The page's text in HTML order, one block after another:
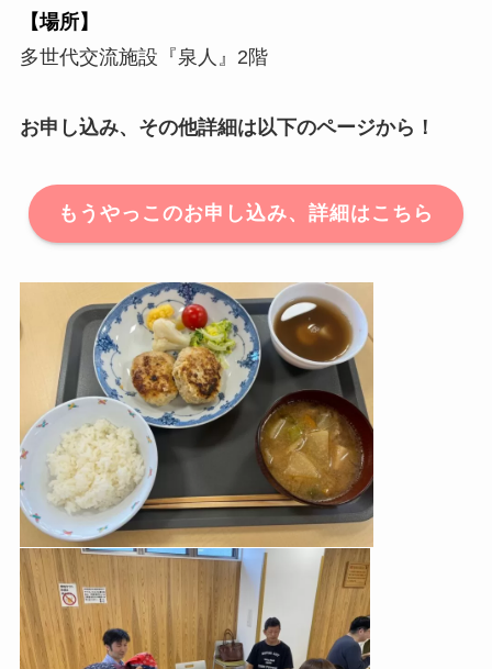
【場所】
多世代交流施設『泉人』2階
お申し込み、その他詳細は以下のページから！
もうやっこのお申し込み、詳細はこちら